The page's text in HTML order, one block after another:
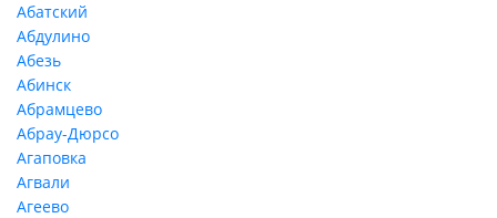
Абатский
Абдулино
Абезь
Абинск
Абрамцево
Абрау-Дюрсо
Агаповка
Агвали
Агеево